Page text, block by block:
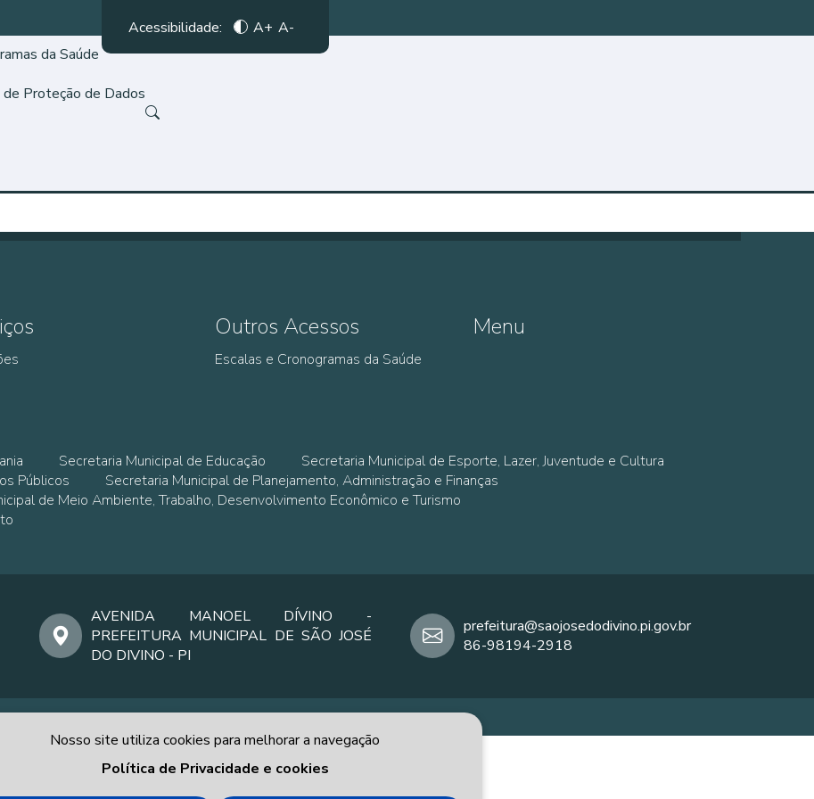
Acessibilidade: A+ A-
da Saúde
de Proteção de Dados
Outros Acessos
Escalas e Cronogramas da Saúde
Menu
Secretaria Municipal de Educação
Secretaria Municipal de Esporte, Lazer, Juventude e Cultura
Públicos
Secretaria Municipal de Planejamento, Administração e Finanças
de Meio Ambiente, Trabalho, Desenvolvimento Econômico e Turismo
AVENIDA MANOEL DÍVINO -
PREFEITURA MUNICIPAL DE SÃO JOSÉ
DO DIVINO - PI
prefeitura@saojosedodivino.pi.gov.br
86-98194-2918
Nosso site utiliza cookies para melhorar a navegação
Política de Privacidade e cookies